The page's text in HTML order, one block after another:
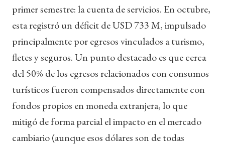
primer semestre: la cuenta de servicios. En octubre,
esta registró un déficit de USD 733 M, impulsado
principalmente por egresos vinculados a turismo,
fletes y seguros. Un punto destacado es que cerca
del 50% de los egresos relacionados con consumos
turísticos fueron compensados directamente con
fondos propios en moneda extranjera, lo que
mitigó de forma parcial el impacto en el mercado
cambiario (aunque esos dólares son de todas